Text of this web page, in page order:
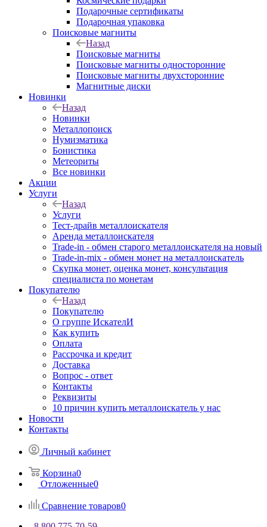
Подарочные сертификаты
Подарочная упаковка
Поисковые магниты
Назад
Поисковые магниты
Поисковые магниты односторонние
Поисковые магниты двухсторонние
Магнитные диски
Новинки
Назад
Новинки
Металлопоиск
Нумизматика
Бонистика
Метеориты
Все новинки
Акции
Услуги
Назад
Услуги
Тест-драйв металлоискателя
Аренда металлоискателя
Trade-in - обмен старого металлоискателя на новый
Trade-in-mix - обмен монет на металлоискатель
Скупка монет, оценка монет, консультация
специалиста по монетам
Покупателю
Назад
Покупателю
О группе ИскателИ
Как купить
Оплата
Рассрочка и кредит
Доставка
Вопрос - ответ
Контакты
Реквизиты
10 причин купить металлоискатель у нас
Новости
Контакты
Личный кабинет
Корзина0
Отложенные0
Сравнение товаров0